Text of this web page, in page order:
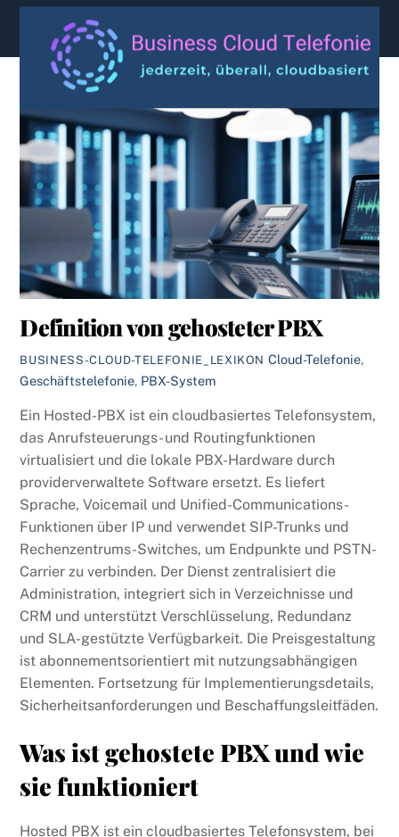
content
Definition von gehosteter PBX
BUSINESS-CLOUD-TELEFONIE_LEXIKON Cloud-Telefonie,
Geschäftstelefonie, PBX-System
Ein Hosted-PBX ist ein cloudbasiertes Telefonsystem,
das Anrufsteuerungs- und Routingfunktionen
virtualisiert und die lokale PBX-Hardware durch
providerverwaltete Software ersetzt. Es liefert
Sprache, Voicemail und Unified-Communications-
Funktionen über IP und verwendet SIP-Trunks und
Rechenzentrums-Switches, um Endpunkte und PSTN-
Carrier zu verbinden. Der Dienst zentralisiert die
Administration, integriert sich in Verzeichnisse und
CRM und unterstützt Verschlüsselung, Redundanz
und SLA-gestützte Verfügbarkeit. Die Preisgestaltung
ist abonnementsorientiert mit nutzungsabhängigen
Elementen. Fortsetzung für Implementierungsdetails,
Sicherheitsanforderungen und Beschaffungsleitfäden.
Was ist gehostete PBX und wie
sie funktioniert
Hosted PBX ist ein cloudbasiertes Telefonsystem, bei